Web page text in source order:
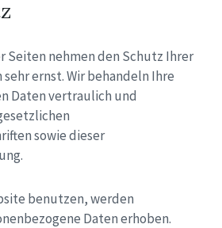
Seiten nehmen den Schutz Ihrer
ernst. Wir behandeln Ihre
Daten vertraulich und
sowie dieser
benutzen, werden
Daten erhoben.